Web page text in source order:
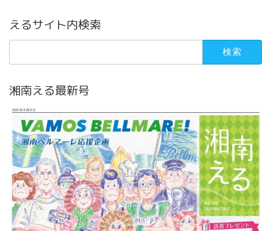
えるサイト内検索
検
湘南える最新号